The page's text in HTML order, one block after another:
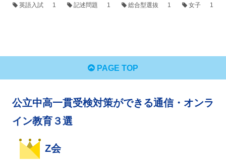
英語入試 1 記述問題 1 総合型選抜 1 女子 1
PAGE TOP
公立中高一貫受検対策ができる通信・オンラ
イン教育３選
Z会